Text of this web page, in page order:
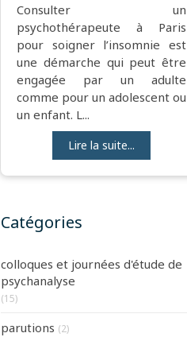
Consulter un
psychothérapeute à Paris
pour soigner l’insomnie est
une démarche qui peut être
engagée par un adulte
comme pour un adolescent ou
un enfant. L...
Lire la suite...
Catégories
colloques et journées d'étude de
psychanalyse
(15)
parutions (2)